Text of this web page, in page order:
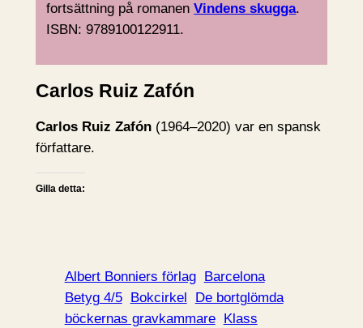
fortsättning på romanenVindens skugga.
ISBN: 9789100122911.
Carlos Ruiz Zafón
Carlos Ruiz Zafón(1964–2020) var en spansk
författare.
Gilla detta:
Albert Bonniers förlag
Barcelona
Betyg 4/5
Bokcirkel
De bortglömda
böckernas gravkammare
Klass